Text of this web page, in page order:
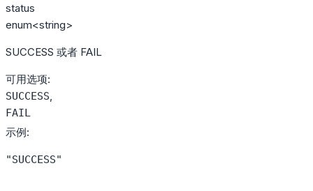
status
enum<string>
SUCCESS 或者 FAIL
可用选项:
SUCCESS,
FAIL
示例:
"SUCCESS"